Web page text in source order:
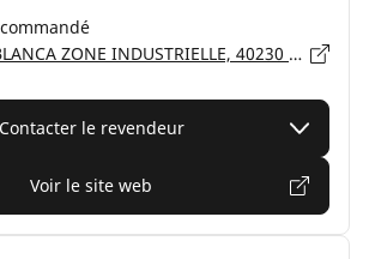
8 RUE DE CASABLANCA ZONE INDUSTRIELLE, 40230 ST VINCENT DE TYROSSE
Contacter le revendeur
Voir le site web